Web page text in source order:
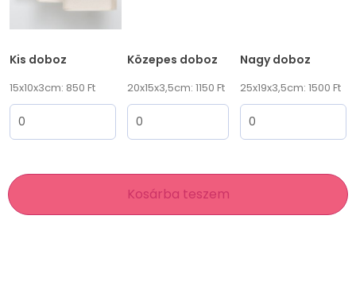
Kis doboz
15x10x3cm: 850 Ft
Közepes doboz
20x15x3,5cm: 1150 Ft
Nagy doboz
25x19x3,5cm: 1500 Ft
Kosárba teszem